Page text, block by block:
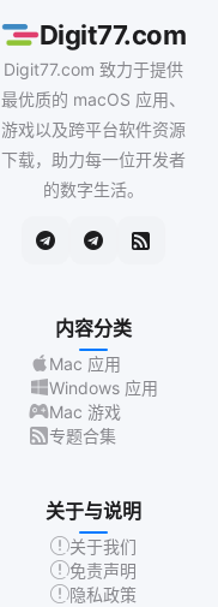
Digit77.com
Digit77.com 致力于提供
最优质的 macOS 应用、
游戏以及跨平台软件资源
下载，助力每一位开发者
的数字生活。
内容分类
Mac 应用
Windows 应用
Mac 游戏
专题合集
关于与说明
关于我们
免责声明
隐私政策